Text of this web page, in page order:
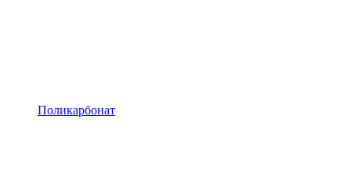
Поликарбонат